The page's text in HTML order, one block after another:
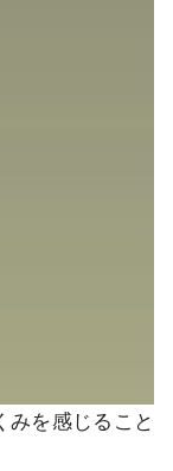
みを感じること